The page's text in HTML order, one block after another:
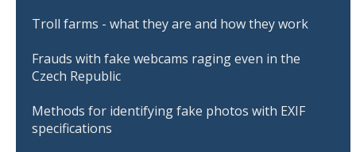
Troll farms - what they are and how they work
Frauds with fake webcams raging even in the
Czech Republic
Methods for identifying fake photos with EXIF
specifications